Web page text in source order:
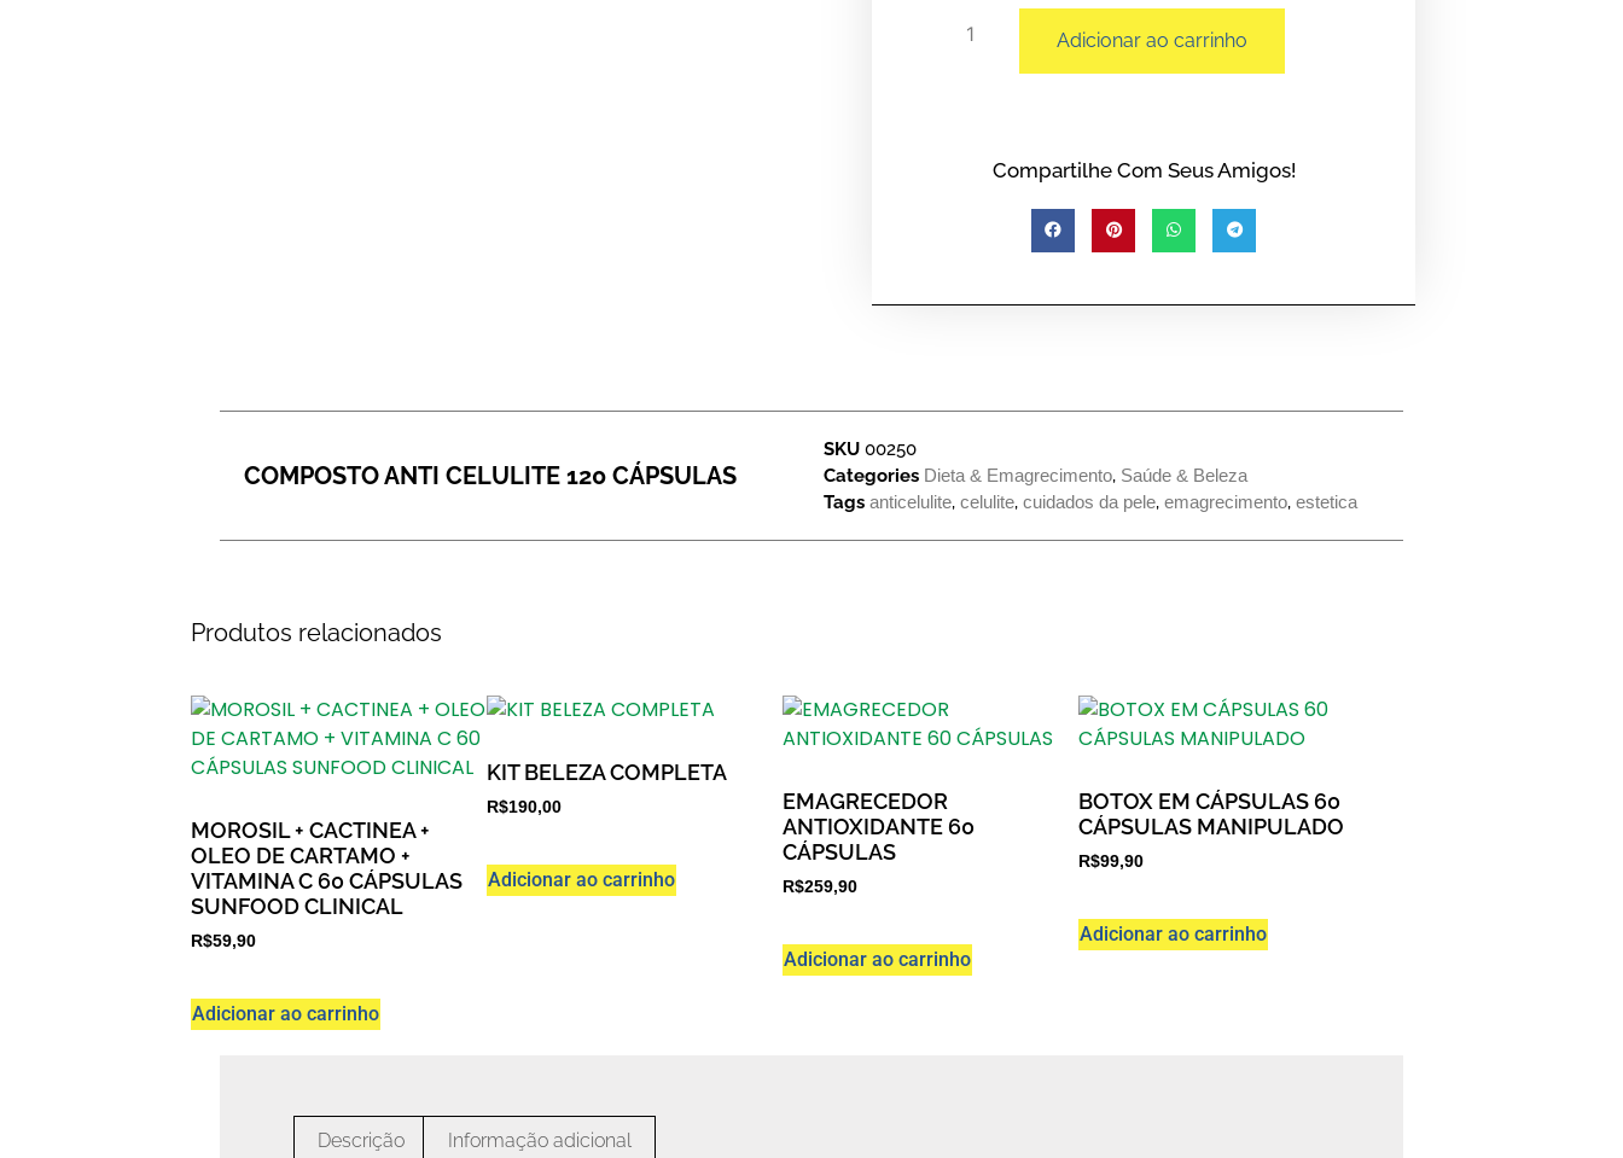
Adicionar ao carrinho
Compartilhe Com Seus Amigos!
COMPOSTO ANTI CELULITE 120 CÁPSULAS
SKU 00250
Categories Dieta & Emagrecimento, Saúde & Beleza
Tags anticelulite, celulite, cuidados da pele, emagrecimento, estetica
Produtos relacionados
MOROSIL + CACTINEA +
OLEO DE CARTAMO +
VITAMINA C 60 CÁPSULAS
SUNFOOD CLINICAL
R$59,90
Adicionar ao carrinho
KIT BELEZA COMPLETA
R$190,00
Adicionar ao carrinho
EMAGRECEDOR
ANTIOXIDANTE 60
CÁPSULAS
R$259,90
Adicionar ao carrinho
BOTOX EM CÁPSULAS 60
CÁPSULAS MANIPULADO
R$99,90
Adicionar ao carrinho
Descrição Informação adicional